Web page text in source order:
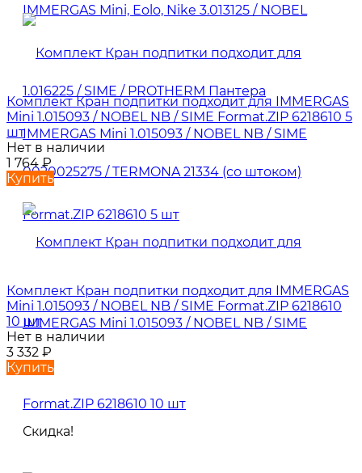
Комплект Кран подпитки подходит для IMMERGAS
Mini 1.015093 / NOBEL NB / SIME Format.ZIP 6218610 5
шт
Нет в наличии
1 764₽
Купить
Комплект Кран подпитки подходит для IMMERGAS
Mini 1.015093 / NOBEL NB / SIME Format.ZIP 6218610
10 шт
Нет в наличии
3 332 ₽
Купить
Скидка!